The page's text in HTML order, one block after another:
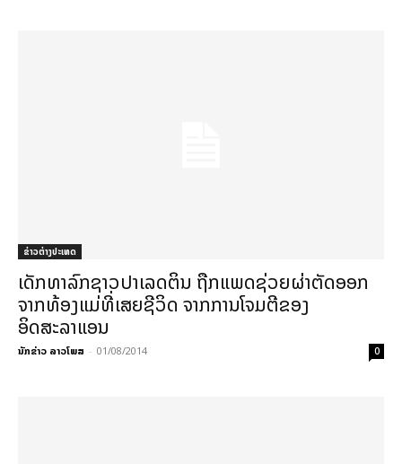
ຂ່າວຕ່າງປະເທດ
ເດັກທາລົກຊາວປາເລດຕິນ ຖືກແພດຊ່ວຍຜ່າຕັດອອກ
ຈາກທ້ອງແມ່ທີ່ເສຍຊີວິດ ຈາກການໂຈມຕີຂອງ
ອິດສະລາແອນ
ນັກຂ່າວ ລາວໂພສ - 01/08/2014 0